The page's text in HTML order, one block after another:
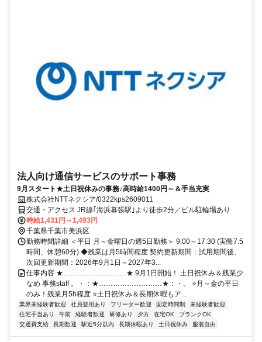
法人向け通信サービスのサポート事務
9月スタート★土日祝休みの事務♪高時給1400円～＆手当充実
株式会社NTTネクシア/0322kps2609011
交通・アクセス JR線｢海浜幕張駅｣より徒歩2分／ビル駐輪場あり
時給1,431円～1,493円
千葉県千葉市美浜区
勤務時間詳細 ＜平日 月～金曜日の週5日勤務＞ 9:00～17:30 (実働7.5
時間、休憩60分) ◆残業は月5時間程度 契約更新期間：試用期間後、
次回更新期間：2026年9月1日～2027年3...
仕事内容 ★………………………★ 9月1日開始！ 土日祝休み＆残業少
なめ 事務staff 。・：★………………………★：・。 ⭐月～金の平日
のみ！残業月5h程度 ⭐土日祝休み＆長期休暇もア...
業界未経験者歓迎 社員登用あり フリーター歓迎 固定時間制
未経験者歓迎
住宅手当あり
午前 経験者歓迎 研修あり 夕方 在宅OK
ブランクOK
交通費支給
長期歓迎 駅近5分以内 長期休暇あり 土日祝休み 服装自由